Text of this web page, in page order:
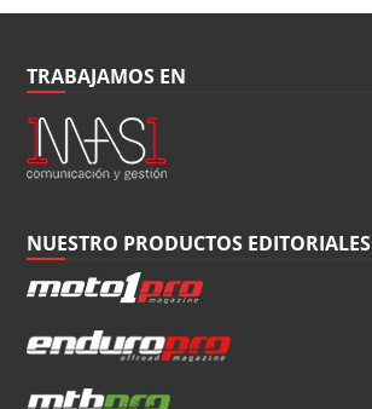
TRABAJAMOS EN
NUESTRO PRODUCTOS EDITORIALES